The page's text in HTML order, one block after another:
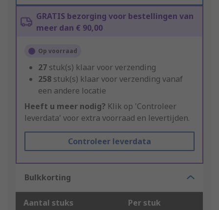
GRATIS bezorging voor bestellingen van
meer dan € 90,00
Op voorraad
27 stuk(s) klaar voor verzending
258 stuk(s) klaar voor verzending vanaf
een andere locatie
Heeft u meer nodig? Klik op 'Controleer
leverdata' voor extra voorraad en levertijden.
Controleer leverdata
Bulkkorting
Aantal stuks Per stuk